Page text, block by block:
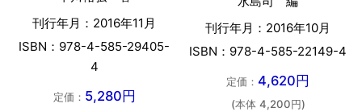
刊行年月：2016年11月
ISBN：978-4-585-29405-
4
定価： 5,280円
刊行年月：2016年10月
ISBN：978-4-585-22149-4
定価： 4,620円
(本体 4,200円)